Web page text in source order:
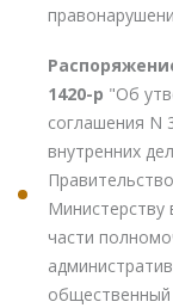
1420-р "Об
соглашения N
внутренних
Министерству
части